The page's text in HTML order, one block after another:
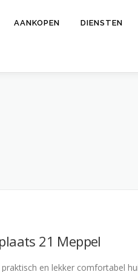
AANKOPEN DIENSTEN
21 Meppel
en lekker comfortabel